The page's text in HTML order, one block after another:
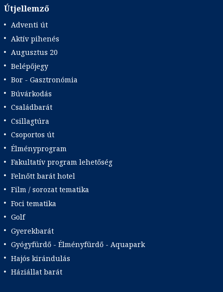
Útjellemző
Adventi út
Aktív pihenés
Augusztus 20
Belépőjegy
Bor - Gasztronómia
Búvárkodás
Családbarát
Csillagtúra
Csoportos út
Élményprogram
Fakultatív program lehetőség
Felnőtt barát hotel
Film / sorozat tematika
Foci tematika
Golf
Gyerekbarát
Gyógyfürdő - Élményfürdő - Aquapark
Hajós kirándulás
Háziállat barát